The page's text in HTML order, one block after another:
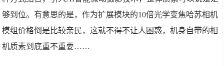
够到位。有意思的是，作为扩展模块的10倍光学变焦哈苏相机
模组价格倒是比较亲民，这就不得不让人困惑，机身自带的相
机质素到底重不重要……